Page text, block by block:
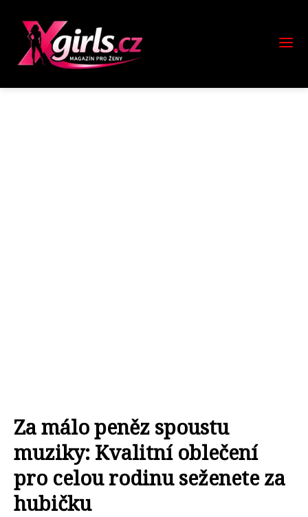
Za málo peněz spoustu
muziky: Kvalitní oblečení
pro celou rodinu seženete za
hubičku